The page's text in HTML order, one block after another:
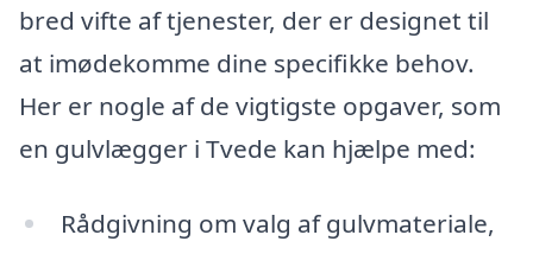
bred vifte af tjenester, der er designet til
at imødekomme dine specifikke behov.
Her er nogle af de vigtigste opgaver, som
en gulvlægger i Tvede kan hjælpe med:
Rådgivning om valg af gulvmateriale,